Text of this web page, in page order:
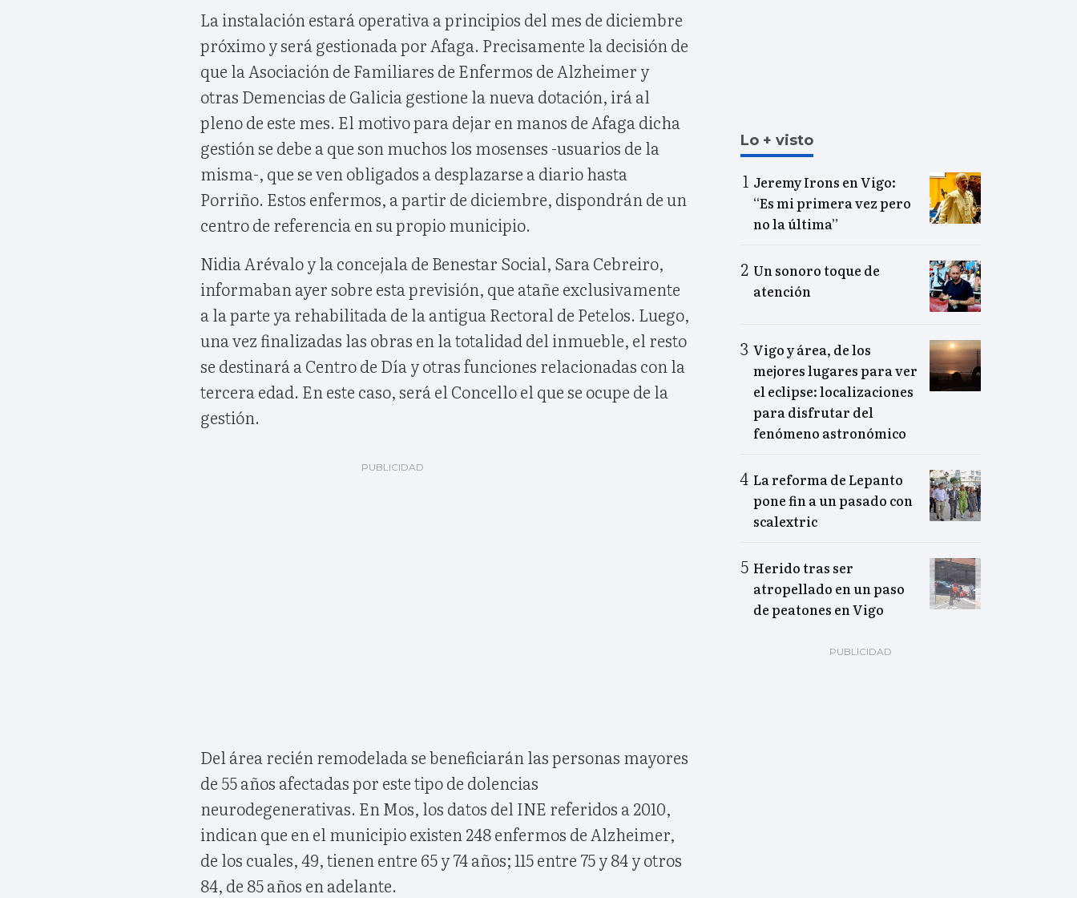
La instalación estará operativa a principios del mes de diciembre
próximo y será gestionada por Afaga. Precisamente la decisión de
que la Asociación de Familiares de Enfermos de Alzheimer y
otras Demencias de Galicia gestione la nueva dotación, irá al
pleno de este mes. El motivo para dejar en manos de Afaga dicha
gestión se debe a que son muchos los mosenses -usuarios de la
misma-, que se ven obligados a desplazarse a diario hasta
Porriño. Estos enfermos, a partir de diciembre, dispondrán de un
centro de referencia en su propio municipio.
Nidia Arévalo y la concejala de Benestar Social, Sara Cebreiro,
informaban ayer sobre esta previsión, que atañe exclusivamente
a la parte ya rehabilitada de la antigua Rectoral de Petelos. Luego,
una vez finalizadas las obras en la totalidad del inmueble, el resto
se destinará a Centro de Día y otras funciones relacionadas con la
tercera edad. En este caso, será el Concello el que se ocupe de la
gestión.
Del área recién remodelada se beneficiarán las personas mayores
de 55 años afectadas por este tipo de dolencias
neurodegenerativas. En Mos, los datos del INE referidos a 2010,
indican que en el municipio existen 248 enfermos de Alzheimer,
de los cuales, 49, tienen entre 65 y 74 años; 115 entre 75 y 84 y otros
84, de 85 años en adelante.
Lo + visto
Jeremy Irons en Vigo:
“Es mi primera vez pero
no la última”
Un sonoro toque de
atención
Vigo y área, de los
mejores lugares para ver
el eclipse: localizaciones
para disfrutar del
fenómeno astronómico
La reforma de Lepanto
pone fin a un pasado con
scalextric
Herido tras ser
atropellado en un paso
de peatones en Vigo